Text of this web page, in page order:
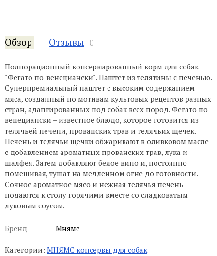
Обзор Отзывы 0
Полнорационный консервированный корм для собак
"Фегато по-венециански". Паштет из телятины с печенью.
Суперпремиальный паштет с высоким содержанием
мяса, созданный по мотивам культовых рецептов разных
стран, адаптированных под собак всех пород. Фегато по-
венециански – известное блюдо, которое готовится из
телячьей печени, прованских трав и телячьих щечек.
Печень и телячьи щечки обжаривают в оливковом масле
с добавлением ароматных прованских трав, лука и
шалфея. Затем добавляют белое вино и, постоянно
помешивая, тушат на медленном огне до готовности.
Сочное ароматное мясо и нежная телячья печень
подаются к столу горячими вместе со сладковатым
луковым соусом.
Бренд Мнямс
Категории: МНЯМС консервы для собак